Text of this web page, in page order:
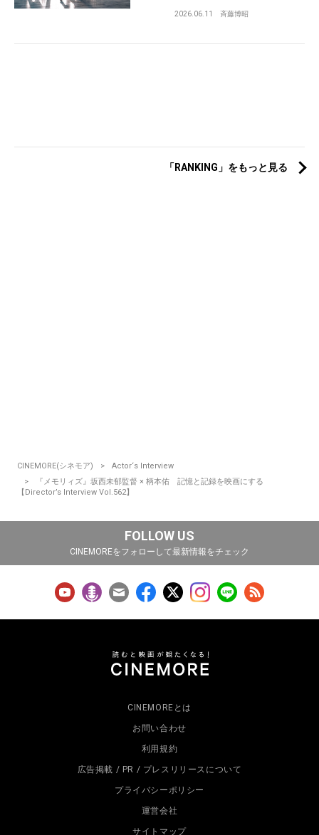
2026.06.11 斉藤博昭
「RANKING」をもっと見る
CINEMORE(シネモア)
Actor‘s Interview
『メモリィズ』坂西未郁監督 × 柄本佑 記憶と記録を映画にする
【Director’s Interview Vol.562】
FOLLOW US
CINEMOREをフォローして最新情報をチェック
CINEMOREとは
お問い合わせ
利用規約
広告掲載 / PR / プレスリリースについて
プライバシーポリシー
運営会社
サイトマップ